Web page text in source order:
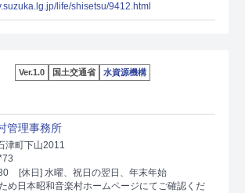
life/shisetsu/9412.html
Ver.1.0 国土交通省 水資源機構
管理事務所
津町下山2011
[休日] 水曜、祝日の翌日、年末年始
め日本昭和音楽村ホームページにてご確認くだ